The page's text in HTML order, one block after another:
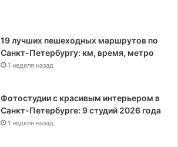
19 лучших пешеходных маршрутов по
Санкт-Петербургу: км, время, метро
1 неделя назад
Фотостудии с красивым интерьером в
Санкт-Петербурге: 9 студий 2026 года
1 неделя назад